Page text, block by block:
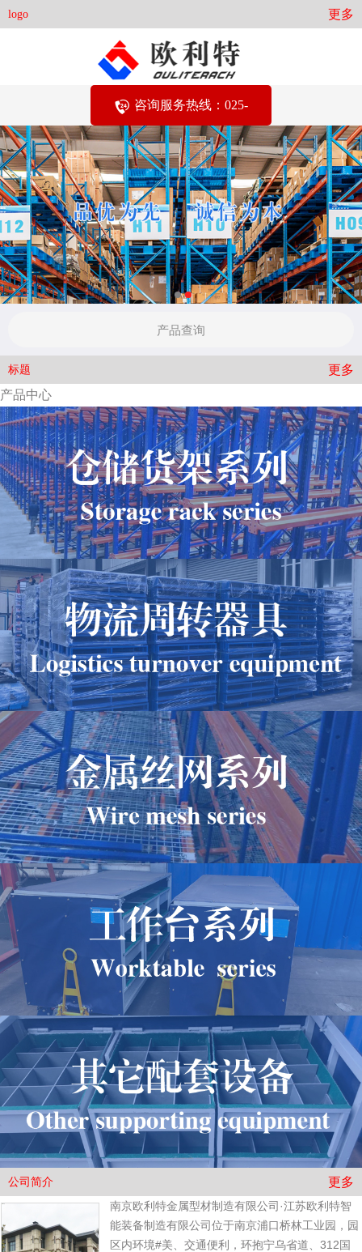
logo 更多
咨询服务热线：025-
58278000
标题
更多
产品中心
公司简介 更多
南京欧利特金属型材制造有限公司·江苏欧利特智
能装备制造有限公司位于南京浦口桥林工业园，园
区内环境#美、交通便利，环抱宁乌省道、312国